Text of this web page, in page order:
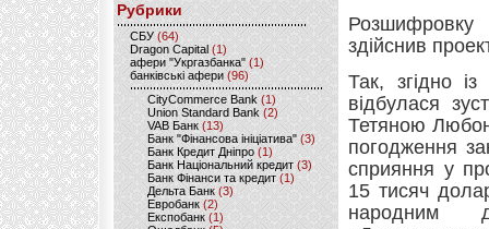
Рубрики
CБУ (64)
Dragon Capital (1)
афери "Укргазбанка" (1)
банківські афери (96)
CityCommerce Bank (1)
Union Standard Bank (2)
VAB Банк (13)
Банк "Фінансова ініціатива" (3)
Банк Кредит Дніпро (1)
Банк Національний кредит (3)
Банк Фінанси та кредит (1)
Дельта Банк (3)
Евробанк(2)
Експобанк (1)
здійснив
Так, згідно
відбулася
Тетяною
погодження
сприяння у
15 тисяч
народним